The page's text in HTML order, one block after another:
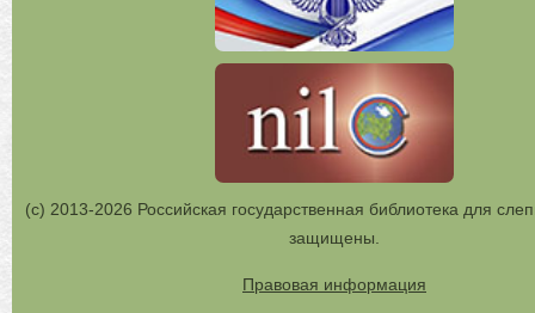
(с) 2013-2026 Российская государственная библиотека для
защищены.
Правовая информация